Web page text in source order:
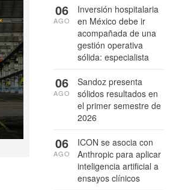
Inversión hospitalaria
en México debe ir
acompañada de una
gestión operativa
sólida: especialista
06
AGO
Sandoz presenta
sólidos resultados en
el primer semestre de
2026
06
AGO
ICON se asocia con
Anthropic para aplicar
inteligencia artificial a
ensayos clínicos
06
AGO